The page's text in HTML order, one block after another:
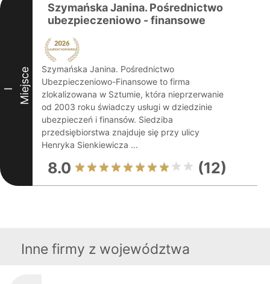
I Miejsce
Szymańska Janina. Pośrednictwo
ubezpieczeniowo - finansowe
Szymańska Janina. Pośrednictwo
Ubezpieczeniowo-Finansowe to firma
zlokalizowana w Sztumie, która nieprzerwanie
od 2003 roku świadczy usługi w dziedzinie
ubezpieczeń i finansów. Siedziba
przedsiębiorstwa znajduje się przy ulicy
Henryka Sienkiewicza ...
8.0 (12)
Inne firmy z województwa